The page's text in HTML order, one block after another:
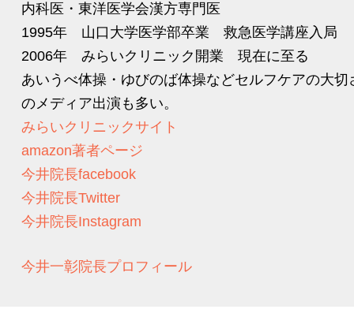
内科医・東洋医学会漢方専門医
1995年 山口大学医学部卒業 救急医学講座入局
2006年 みらいクリニック開業 現在に至る
あいうべ体操・ゆびのば体操などセルフケアの大
のメディア出演も多い。
みらいクリニックサイト
amazon著者ページ
今井院長facebook
今井院長Twitter
今井院長Instagram
今井一彰院長プロフィール